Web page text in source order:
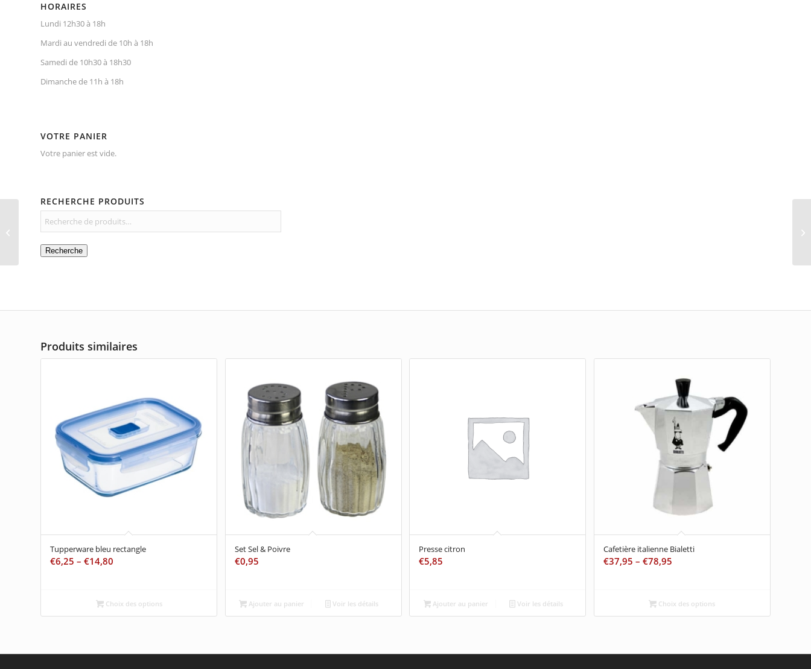
HORAIRES
Lundi 12h30 à 18h
Mardi au vendredi de 10h à 18h
Samedi de 10h30 à 18h30
Dimanche de 11h à 18h
VOTRE PANIER
Votre panier est vide.
RECHERCHE PRODUITS
Recherche
Produits similaires
Tupperware bleu rectangle
€6,25 – €14,80
Choix des options
Set Sel & Poivre
€0,95
Ajouter au panier Voir les détails
Presse citron
€5,85
Ajouter au panier Voir les détails
Cafetière italienne Bialetti
€37,95 – €78,95
Choix des options
Poche à douilles